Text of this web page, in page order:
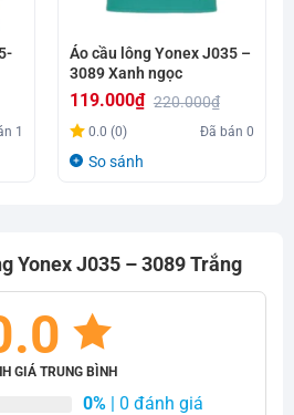
1
Áo cầu lông Yonex J035 –
3089 Xanh ngọc
220.000₫
Giá
gốc
119.000₫
Giá
hiện
0.0 (0) Đã bán0
So sánh
Yonex J035 – 3089 Trắng
GIÁ TRUNG BÌNH
0% | 0 đánh giá